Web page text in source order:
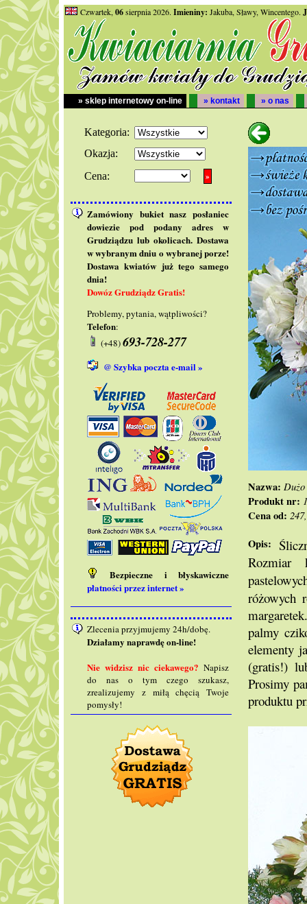
Czwartek, 06sierpnia 2026. Imieniny: Jakuba, Sławy, Wincentego.
» sklep internetowy on-line » kontakt » o nas
Kategoria:
Okazja:
Cena:
Zamówiony bukiet nasz posłaniec
dowiezie pod podany adres w
Grudziądzu lub okolicach. Dostawa
w wybranym dniu o wybranej porze!
Dostawa kwiatów już tego samego
dnia!
Dowóz Grudziądz Gratis!
Problemy, pytania, wątpliwości?
Telefon:
(+48)693-728-277
@ Szybka poczta e-mail »
Bezpieczne i błyskawiczne
płatności przez internet »
Zlecenia przyjmujemy 24h/dobę.
Działamy naprawdę on-line!
Nie widzisz nic ciekawego? Napisz
do nas o tym czego szukasz,
zrealizujemy z miłą chęcią Twoje
pomysły!
Nazwa:
Produkt nr:
Cena od:
Opis:
Rozmiar
różowych
palmy
elementy
(gratis!)
Prosimy
produktu